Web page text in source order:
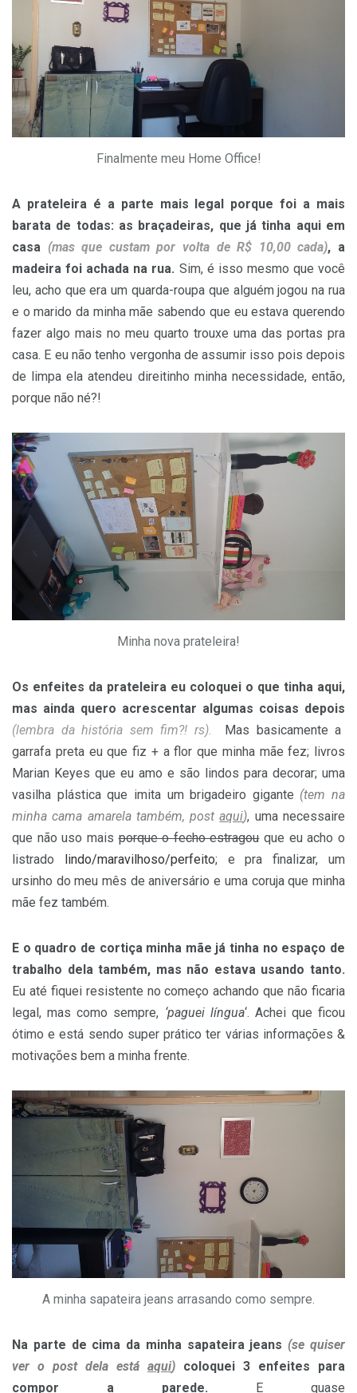
Finalmente meu Home Office!
A prateleira é a parte mais legal porque foi a mais
barata de todas: as braçadeiras, que já tinha aqui em
casa (mas que custam por volta de R$ 10,00 cada), a
madeira foi achada na rua. Sim, é isso mesmo que você
leu, acho que era um quarda-roupa que alguém jogou na rua
e o marido da minha mãe sabendo que eu estava querendo
fazer algo mais no meu quarto trouxe uma das portas pra
casa. E eu não tenho vergonha de assumir isso pois depois
de limpa ela atendeu direitinho minha necessidade, então,
porque não né?!
Minha nova prateleira!
Os enfeites da prateleira eu coloquei o que tinha aqui,
mas ainda quero acrescentar algumas coisas depois
(lembra da história sem fim?! rs). Mas basicamente a
garrafa preta eu que fiz + a flor que minha mãe fez; livros
Marian Keyes que eu amo e são lindos para decorar; uma
vasilha plástica que imita um brigadeiro gigante (tem na
minha cama amarela também, postaqui), uma necessaire
que não uso maisporque o fecho estragouque eu acho o
listrado lindo/maravilhoso/perfeito; e pra finalizar, um
ursinho do meu mês de aniversário e uma coruja que minha
mãe fez também.
E o quadro de cortiça minha mãe já tinha no espaço de
trabalho dela também, mas não estava usando tanto.
Eu até fiquei resistente no começo achando que não ficaria
legal, mas como sempre, ‘paguei língua‘. Achei que ficou
ótimo e está sendo super prático ter várias informações &
motivações bem a minha frente.
A minha sapateira jeans arrasando como sempre.
Na parte de cima da minha sapateira jeans (se quiser
ver o post dela está aqui) coloquei 3 enfeites para
compor a parede. E quase